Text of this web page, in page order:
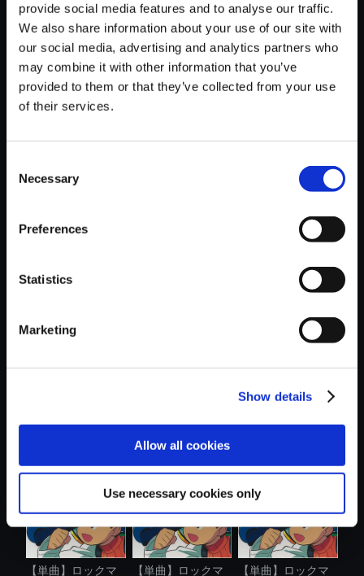
provide social media features and to analyse our traffic.
We also share information about your use of our site with
our social media, advertising and analytics partners who
may combine it with other information that you’ve
provided to them or that they’ve collected from your use
of their services.
Selection
Necessary
Preferences
Statistics
Marketing
Show details
Allow all cookies
Use necessary cookies only
【単曲】ロックマンエグゼ サウ
ンドBOX ホームタウン
150円
おすすめ商品
ンエグゼ サ....
ンエグゼ サ....
ンエグゼ サ....
【単曲】ロックマ
【単曲】ロックマ
【単曲】ロックマ